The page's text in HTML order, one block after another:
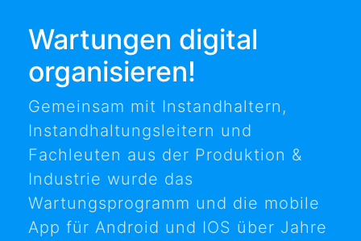
Wartungen digital
organisieren!
Gemeinsam mit Instandhaltern,
Instandhaltungsleitern und
Fachleuten aus der Produktion &
Industrie wurde das
Wartungsprogramm und die mobile
App für Android und IOS über Jahre